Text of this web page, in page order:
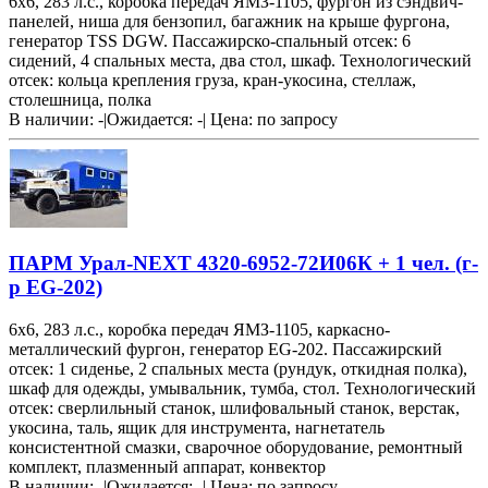
панелей, ниша для бензопил, багажник на крыше фургона,
генератор TSS DGW. Пассажирско-спальный отсек: 6
сидений, 4 спальных места, два стол, шкаф. Технологический
отсек: кольца крепления груза, кран-укосина, стеллаж,
столешница, полка
В наличии: -|Ожидается: -| Цена: по запросу
ПАРМ Урал-NEXT 4320-6952-72И06К + 1 чел. (г-
р EG-202)
6х6, 283 л.с., коробка передач ЯМЗ-1105, каркасно-
металлический фургон, генератор EG-202. Пассажирский
отсек: 1 сиденье, 2 спальных места (рундук, откидная полка),
шкаф для одежды, умывальник, тумба, стол. Технологический
отсек: сверлильный станок, шлифовальный станок, верстак,
укосина, таль, ящик для инструмента, нагнетатель
консистентной смазки, сварочное оборудование, ремонтный
комплект, плазменный аппарат, конвектор